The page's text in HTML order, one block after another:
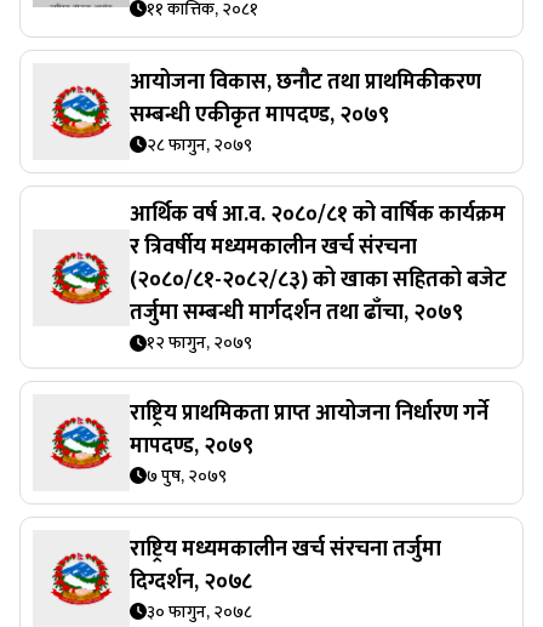
११ कात्तिक, २०८१
आयोजना विकास, छनौट तथा प्राथमिकीकरण
सम्बन्धी एकीकृत मापदण्ड, २०७९
२८ फागुन, २०७९
आर्थिक वर्ष आ.व. २०८०/८१ को वार्षिक कार्यक्रम
र त्रिवर्षीय मध्यमकालीन खर्च संरचना
(२०८०/८१-२०८२/८३) को खाका सहितको बजेट
तर्जुमा सम्बन्धी मार्गदर्शन तथा ढाँचा, २०७९
१२ फागुन, २०७९
राष्ट्रिय प्राथमिकता प्राप्त आयोजना निर्धारण गर्ने
मापदण्ड, २०७९
७ पुष, २०७९
राष्ट्रिय मध्यमकालीन खर्च संरचना तर्जुमा
दिग्दर्शन, २०७८
३० फागुन, २०७८